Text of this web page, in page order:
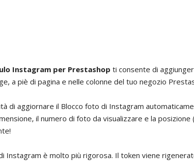
Instagram per Prestashop ti consente di
a piè di pagina e nelle colonne del tuo negozio
di aggiornare il Blocco foto di Instagram
il numero di foto da visualizzare e la posizione
Instagram è molto più rigorosa. Il token viene